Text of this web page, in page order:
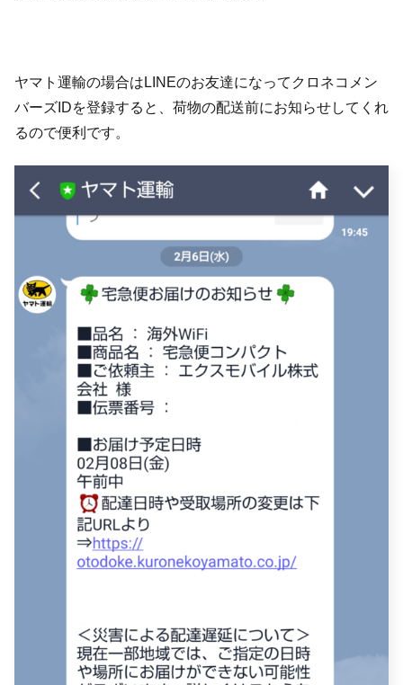
ヤマト運輸の場合はLINEのお友達になってクロネコメン
バーズIDを登録すると、荷物の配送前にお知らせしてくれ
るので便利です。